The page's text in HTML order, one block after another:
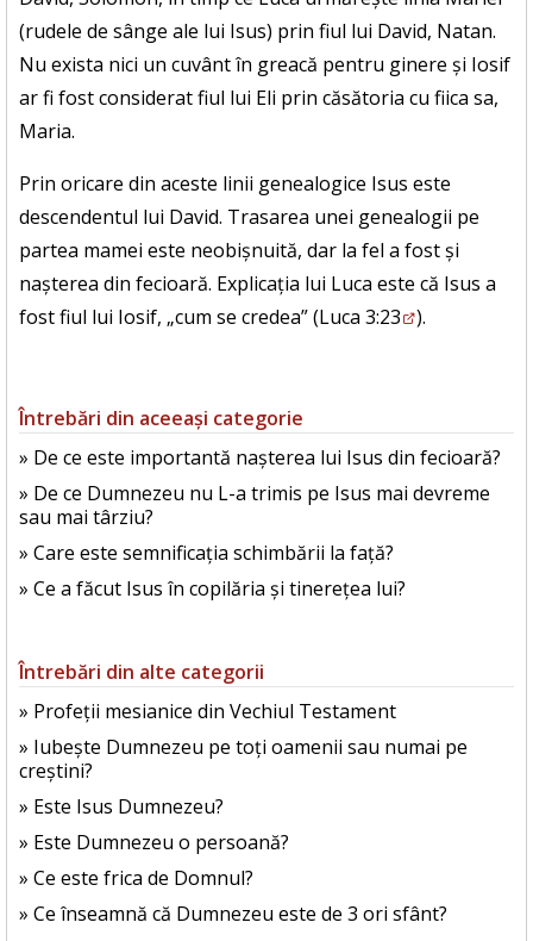
(rudele de sânge ale lui Isus) prin fiul lui David, Natan.
Nu exista nici un cuvânt în greacă pentru ginere și Iosif
ar fi fost considerat fiul lui Eli prin căsătoria cu fiica sa,
Maria.
Prin oricare din aceste linii genealogice Isus este
descendentul lui David. Trasarea unei genealogii pe
partea mamei este neobișnuită, dar la fel a fost și
nașterea din fecioară. Explicația lui Luca este că Isus a
fost fiul lui Iosif, „cum se credea” (Luca 3:23 ).
Întrebări din aceeași categorie
» De ce este importantă nașterea lui Isus din fecioară?
» De ce Dumnezeu nu L-a trimis pe Isus mai devreme
sau mai târziu?
» Care este semnificația schimbării la față?
» Ce a făcut Isus în copilăria și tinerețea lui?
Întrebări din alte categorii
» Profeții mesianice din Vechiul Testament
» Iubește Dumnezeu pe toți oamenii sau numai pe
creștini?
» Este Isus Dumnezeu?
» Este Dumnezeu o persoană?
» Ce este frica de Domnul?
» Ce înseamnă că Dumnezeu este de 3 ori sfânt?